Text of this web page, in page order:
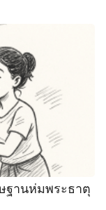
ฐานห่มพระธาตุ